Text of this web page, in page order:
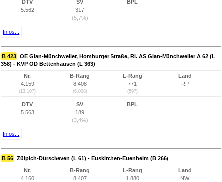
DTV
5.562
SV
317
(5,7%)
BPL
Infos...
B 423 OE Glan-Münchweiler, Homburger Straße, Ri. AS Glan-Münchweiler A 62 (L
358) - KVP OD Bettenhausen (L 363)
Nr.
4.159
(13.107)
B-Rang
8.408
(6.008)
L-Rang
771
(597)
Land
RP
DTV
5.563
SV
189
(3,4%)
BPL
Infos...
B 56 Zülpich-Dürscheven (L 61) - Euskirchen-Euenheim (B 266)
Nr.
4.160
B-Rang
8.407
L-Rang
1.880
Land
NW